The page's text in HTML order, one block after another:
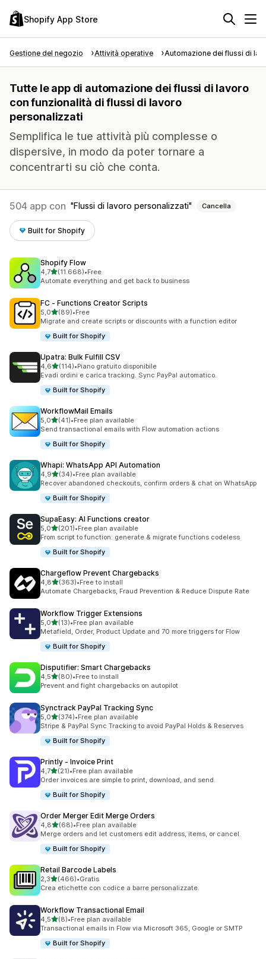
Shopify App Store
Gestione del negozio Attività operative Automazione dei flussi di
Tutte le app di automazione dei flussi di lavoro
con funzionalità di flussi di lavoro
personalizzati
Semplifica le tue attività più complesse o
dispersive, in modo da poter tornare a
concentrarti su ciò che conta.
504 app con Flussi di lavoro personalizzati Cancella
Built for Shopify
Shopify Flow
4,7stelle su 5
(11.668)
11668 recensioni totali
•Free
Automate everything and get back to business
FC ‑ Functions Creator Scripts
5,0stelle su 5
(89)
89 recensioni totali
•Free
Migrate and create scripts or discounts with a function editor
Built for Shopify
Upatra: Bulk Fulfill CSV
4,6stelle su 5
(114)
114 recensioni totali
•Piano gratuito disponibile
Evadi ordini e carica tracking. Sync PayPal automatico.
Built for Shopify
WorkflowMail Emails
5,0stelle su 5
(41)
41 recensioni totali
•Free plan available
Send transactional emails with Flow automation actions
Built for Shopify
Whapi: WhatsApp API Automation
4,9stelle su 5
(34)
34 recensioni totali
•Free plan available
Recover abandoned checkouts, confirm orders & chat on WhatsApp
Built for Shopify
SupaEasy: AI Functions creator
5,0stelle su 5
(201)
201 recensioni totali
•Free plan available
From script to function: generate & migrate functions codeless
Built for Shopify
Chargeflow Prevent Chargebacks
4,8stelle su 5
(363)
363 recensioni totali
•Free to install
Automate Chargebacks, Fraud Prevention & Reduce Dispute Rate
Workflow Trigger Extensions
5,0stelle su 5
(13)
13 recensioni totali
•Free plan available
Metafield, Order, Product Update and 70 more triggers for Flow
Built for Shopify
Disputifier: Smart Chargebacks
4,5stelle su 5
(80)
80 recensioni totali
•Free to install
Prevent and fight chargebacks on autopilot
Synctrack PayPal Tracking Sync
5,0stelle su 5
(374)
374 recensioni totali
•Free plan available
Stripe & PayPal Sync Tracking to avoid PayPal Holds & Reserves
Built for Shopify
Printly ‑ Invoice Print
4,7stelle su 5
(21)
21 recensioni totali
•Free plan available
Order invoices are simple to print, download, and send.
Built for Shopify
Order Merger Edit Merge Orders
4,8stelle su 5
(68)
68 recensioni totali
•Free plan available
Merge orders and let customers edit address, items, or cancel.
Built for Shopify
Retail Barcode Labels
2,3stelle su 5
(466)
466 recensioni totali
•Gratis
Crea etichette con codice a barre personalizzate.
Workflow Transactional Email
4,5stelle su 5
(8)
8 recensioni totali
•Free plan available
Transactional emails in Flow via Microsoft 365, Google or SMTP
Built for Shopify